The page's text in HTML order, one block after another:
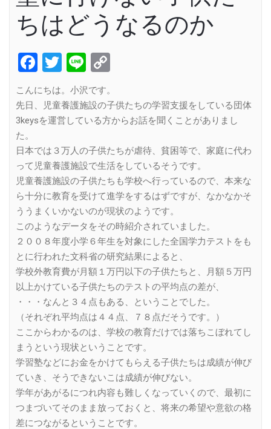
ちはどうなるのか
Facebook
Twitter
Line
こんにちは。小沢です。
先日、児童養護施設の子供たちの学習支援をしている団体
3keysを運営している方からお話を聞くことがありまし
た。
日本では３万人の子供たちが虐待、貧困等で、家庭に代わ
って児童養護施設で生活をしているそうです。
児童養護施設の子供たちも学校へ行っているので、本来な
ら十分に教育を受けて進学をするはずですが、なかなかそ
ううまくいかないのが現状のようです。
このようなデータをその時紹介されていました。
２００８年度小学６年生を対象にした全国学力テストをも
とに行われた文科省の研究結果によると、
学校外教育費が月額１万円以下の子供たちと、月額５万円
以上かけている子供たちのテストの平均点の差が、
・・・なんと３４点もある、ということでした。
（それぞれ平均点は４４点、７８点だそうです。）
ここからわかるのは、学校の教育だけでは落ちこぼれてし
まうという現状ということです。
学習塾などにお金をかけてもらえる子供たちは成績が伸び
ていき、そうできないこは成績が伸びない。
学年があがるにつれ内容も難しくなっていくので、最初に
つまづいてそのまま放っておくと、将来の希望や意欲の格
差につながるということです。